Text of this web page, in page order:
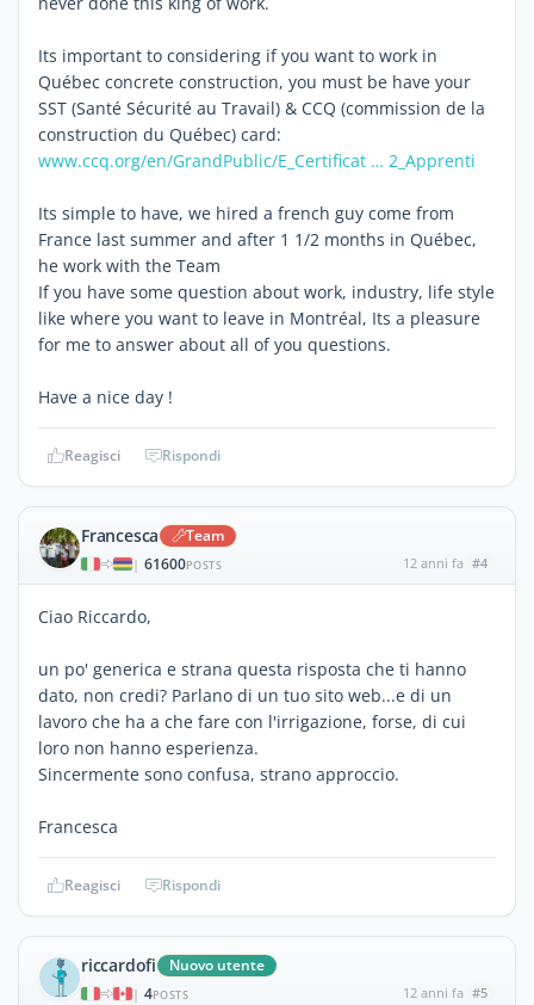
Its important to considering if you want to work in
Québec concrete construction, you must be have your
SST (Santé Sécurité au Travail) & CCQ (commission de la
construction du Québec) card:
www.ccq.org/en/GrandPublic/E_Certificat … 2_Apprenti
Its simple to have, we hired a french guy come from
France last summer and after 1 1/2 months in Québec,
he work with the Team
If you have some question about work, industry, life style
like where you want to leave in Montréal, Its a pleasure
for me to answer about all of you questions.
Have a nice day !
Reagisci Rispondi
Francesca Team
| 61600POSTS 12 anni fa #4
Ciao Riccardo,
un po' generica e strana questa risposta che ti hanno
dato, non credi? Parlano di un tuo sito web...e di un
lavoro che ha a che fare con l'irrigazione, forse, di cui
loro non hanno esperienza.
Sincermente sono confusa, strano approccio.
Francesca
Reagisci Rispondi
riccardofi Nuovo utente
| 4POSTS 12 anni fa #5